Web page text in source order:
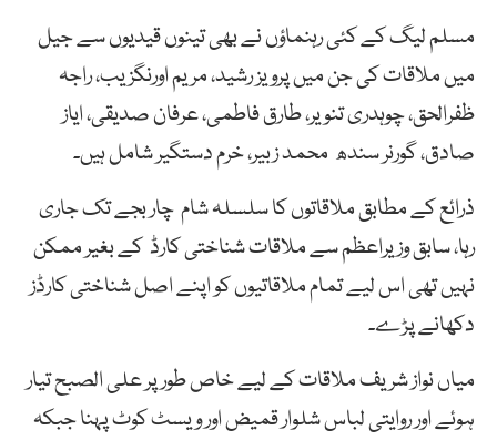
مسلم لیگ کے کئی رہنماؤں نے بھی تینوں قیدیوں سے جیل
میں ملاقات کی جن میں پرویز رشید، مریم اورنگزیب، راجہ
ظفرالحق، چوہدری تنویر، طارق فاطمی، عرفان صدیقی، ایاز
صادق، گورنر سندھ محمد زبیر، خرم دستگیر شامل ہیں۔
ذرائع کے مطابق ملاقاتوں کا سلسلہ شام چار بجے تک جاری
رہا، سابق وزیراعظم سے ملاقات شناختی کارڈ کے بغیر ممکن
نہیں تھی اس لیے تمام ملاقاتیوں کو اپنے اصل شناختی کارڈز
دکھانے پڑے۔
میاں نواز شریف ملاقات کے لیے خاص طور پر علی الصبح تیار
ہوئے اور روایتی لباس شلوار قمیض اور ویسٹ کوٹ پہنا جبکہ